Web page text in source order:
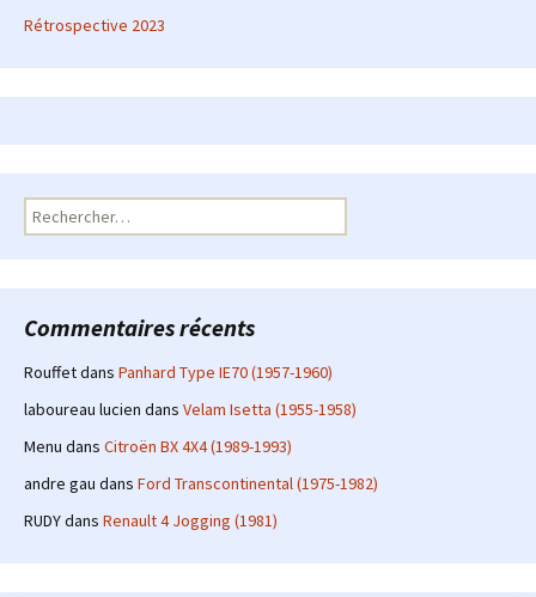
Rétrospective 2023
Rechercher :
Commentaires récents
Rouffetdans Panhard Type IE70 (1957-1960)
laboureau lucien dans Velam Isetta (1955-1958)
Menu dans Citroën BX 4X4 (1989-1993)
andre gau dans Ford Transcontinental (1975-1982)
RUDYdans Renault 4 Jogging (1981)